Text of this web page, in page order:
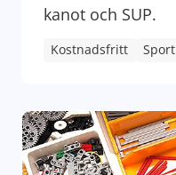
kanot och SUP.
Kostnadsfritt Sport